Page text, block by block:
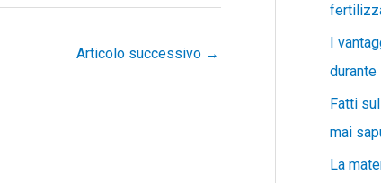
Articolo successivo →
I
durante
Fatti
mai
La